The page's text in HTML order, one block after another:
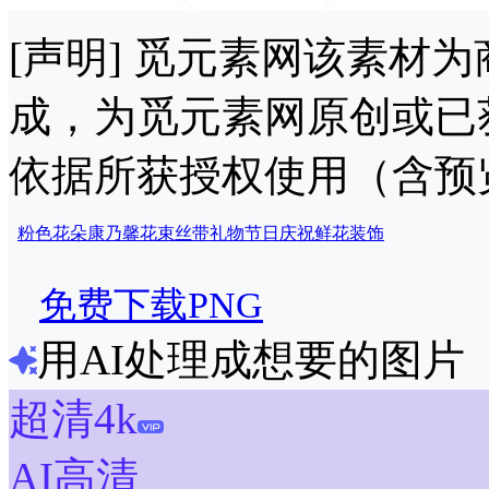
[声明] 觅元素网该素材
成，为觅元素网原创或
依据所获授权使用（含
粉色花朵康乃馨花束丝带礼物节日 庆祝鲜花装饰
免费下载PNG
用AI处理成想要的图片
超清4k
AI高清